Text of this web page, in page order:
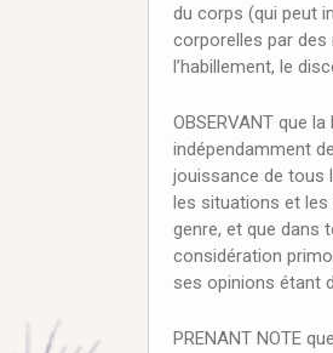
du corps (qui peut
corporelles par des
l’habillement, le
OBSERVANT que
indépendamment
jouissance de tous
les situations et les
genre, et que dans
considération
ses opinions étant
PRENANT NOTE